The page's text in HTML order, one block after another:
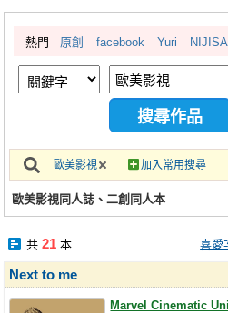
繪圖藝廊
交流中心
攤位轉讓區
會員中心
註冊會員
熱門 原創 facebook Yuri
歐美影視 加入常用搜尋
歐美影視同人誌、二創同人本
共 21本 喜愛
Next to me
Marvel Cinematic